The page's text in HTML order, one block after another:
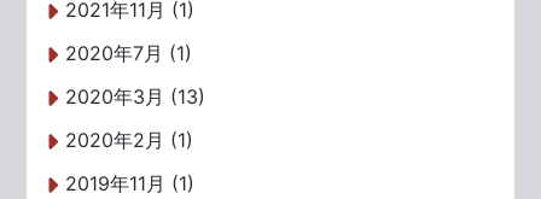
2021年11月 (1)
2020年7月 (1)
2020年3月 (13)
2020年2月 (1)
2019年11月 (1)